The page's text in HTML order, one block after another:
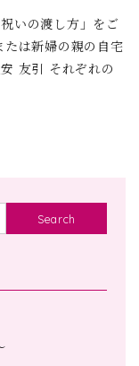
いの渡し方」をご
は新婦の親の自宅
友引 それぞれの
Search